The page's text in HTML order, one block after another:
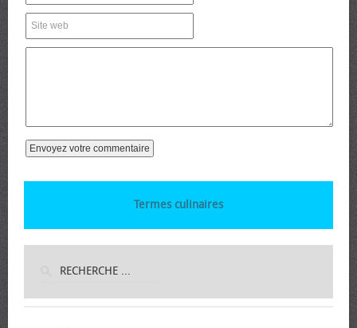
Termes culinaires